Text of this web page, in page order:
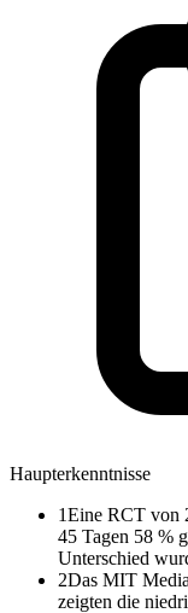
Haupterkenntnisse
1Eine RCT von
45 Tagen 58 %
Unterschied
2Das MIT
zeigten die